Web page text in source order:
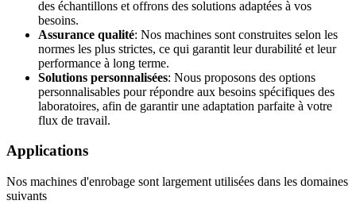
des échantillons et offrons des solutions adaptées à vos
besoins.
Assurance qualité: Nos machines sont construites selon les
normes les plus strictes, ce qui garantit leur durabilité et leur
performance à long terme.
Solutions personnalisées: Nous proposons des options
personnalisables pour répondre aux besoins spécifiques des
laboratoires, afin de garantir une adaptation parfaite à votre
flux de travail.
Applications
Nos machines d'enrobage sont largement utilisées dans les domaines
suivants